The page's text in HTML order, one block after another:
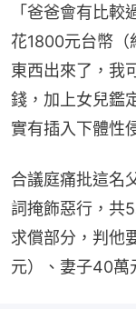
「爸爸會有比
花1800元台幣（
東西出來了，我
錢，加上女兒鑑
實有插入下體性
合議庭痛批這名
詞掩飾惡行，共
求償部分，判他
元）、妻子40萬